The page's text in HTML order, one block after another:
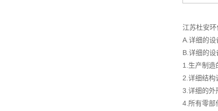
江苏杜安
A.详细的
B.详细的
1.生产制造
2.详细结构
3.详细的外
4.所有零部